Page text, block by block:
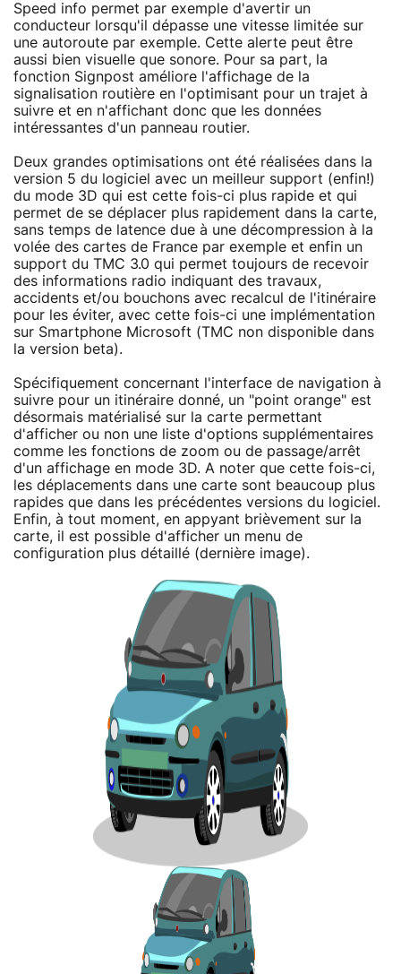
Speed info permet par exemple d'avertir un
conducteur lorsqu'il dépasse une vitesse limitée sur
une autoroute par exemple. Cette alerte peut être
aussi bien visuelle que sonore. Pour sa part, la
fonction Signpost améliore l'affichage de la
signalisation routière en l'optimisant pour un trajet à
suivre et en n'affichant donc que les données
intéressantes d'un panneau routier.
Deux grandes optimisations ont été réalisées dans la
version 5 du logiciel avec un meilleur support (enfin!)
du mode 3D qui est cette fois-ci plus rapide et qui
permet de se déplacer plus rapidement dans la carte,
sans temps de latence due à une décompression à la
volée des cartes de France par exemple et enfin un
support du TMC 3.0 qui permet toujours de recevoir
des informations radio indiquant des travaux,
accidents et/ou bouchons avec recalcul de l'itinéraire
pour les éviter, avec cette fois-ci une implémentation
sur Smartphone Microsoft (TMC non disponible dans
la version beta).
Spécifiquement concernant l'interface de navigation à
suivre pour un itinéraire donné, un "point orange" est
désormais matérialisé sur la carte permettant
d'afficher ou non une liste d'options supplémentaires
comme les fonctions de zoom ou de passage/arrêt
d'un affichage en mode 3D. A noter que cette fois-ci,
les déplacements dans une carte sont beaucoup plus
rapides que dans les précédentes versions du logiciel.
Enfin, à tout moment, en appyant brièvement sur la
carte, il est possible d'afficher un menu de
configuration plus détaillé (dernière image).